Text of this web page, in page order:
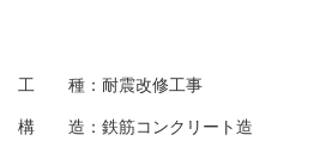
工 種：耐震改修工事
構 造：鉄筋コンクリート造